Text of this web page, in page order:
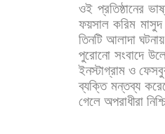
ওই প্রতিষ্ঠানের
ফয়সাল করিম মাসুদ
তিনটি আলাদা ঘটনায়
পুরোনো সংবাদে
ইনস্টাগ্রাম ও
ব্যক্তি মন্তব্য
গেলে অপরাধীরা